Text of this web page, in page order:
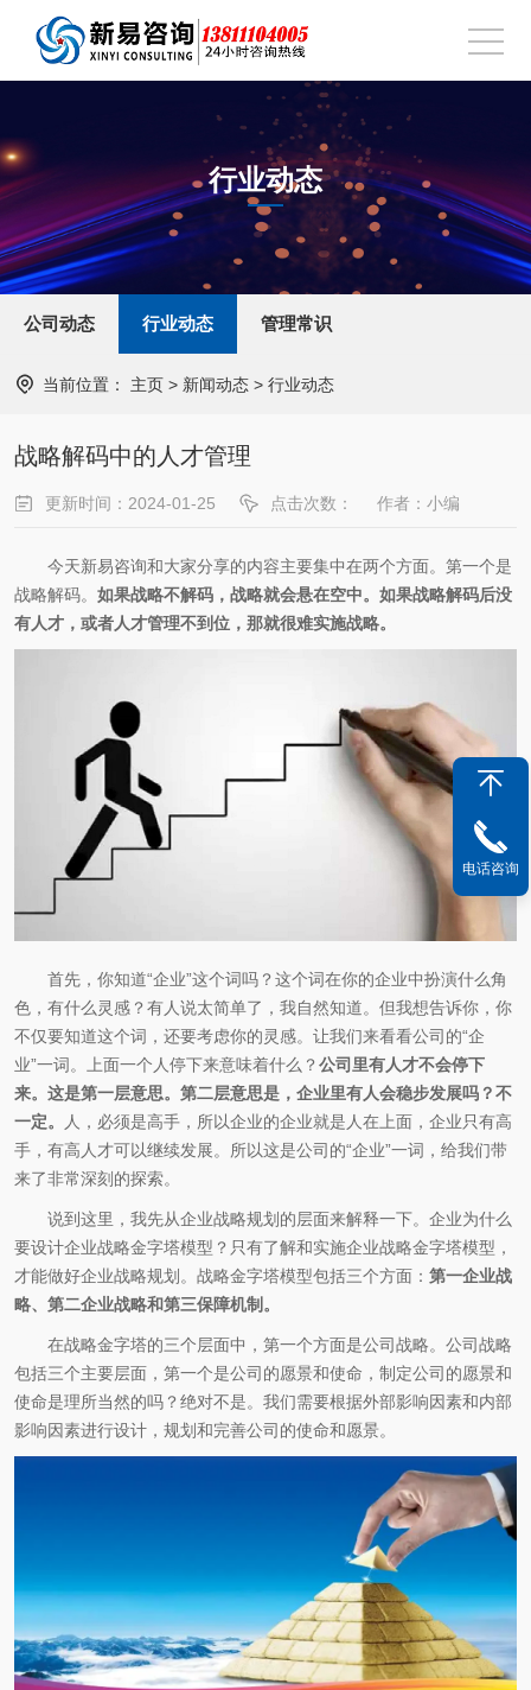
行业动态
公司动态 行业动态 管理常识
当前位置： 主页 > 新闻动态 > 行业动态
战略解码中的人才管理
更新时间：2024-01-25 点击次数： 作者：小编
今天新易咨询和大家分享的内容主要集中在两个方面。第一个是
战略解码。 如果战略不解码，战略就会悬在空中。如果战略解码后没
有人才，或者人才管理不到位，那就很难实施战略。
首先，你知道“企业”这个词吗？这个词在你的企业中扮演什么角
色，有什么灵感？有人说太简单了，我自然知道。但我想告诉你，你
不仅要知道这个词，还要考虑你的灵感。让我们来看看公司的“企
业”一词。上面一个人停下来意味着什么？ 公司里有人才不会停下
来。这是第一层意思。第二层意思是，企业里有人会稳步发展吗？不
一定。
人，必须是高手，所以企业的企业就是人在上面，企业只有高
手，有高人才可以继续发展。所以这是公司的“企业”一词，给我们带
来了非常深刻的探索。
说到这里，我先从企业战略规划的层面来解释一下。企业为什么
要设计企业战略金字塔模型？只有了解和实施企业战略金字塔模型，
才能做好企业战略规划。战略金字塔模型包括三个方面： 第一企业战
略、第二企业战略和第三保障机制。
在战略金字塔的三个层面中，第一个方面是公司战略。公司战略
包括三个主要层面，第一个是公司的愿景和使命，制定公司的愿景和
使命是理所当然的吗？绝对不是。我们需要根据外部影响因素和内部
影响因素进行设计，规划和完善公司的使命和愿景。
电话咨询